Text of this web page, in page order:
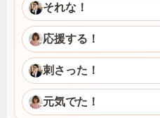
それな！
応援する！
刺さった！
元気でた！